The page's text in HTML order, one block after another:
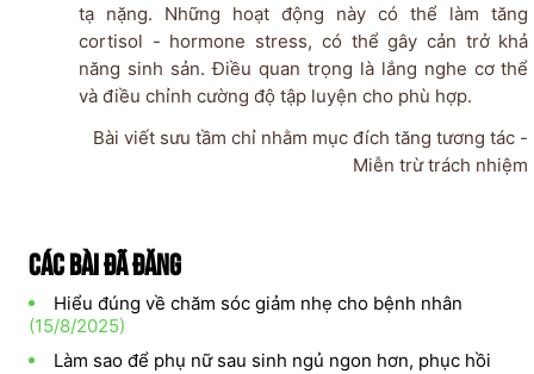
tạ nặng. Những hoạt động này có thể làm tăng
cortisol - hormone stress, có thể gây cản trở khả
năng sinh sản. Điều quan trọng là lắng nghe cơ thể
và điều chỉnh cường độ tập luyện cho phù hợp.
Bài viết sưu tầm chỉ nhằm mục đích tăng tương tác -
Miễn trừ trách nhiệm
Các bài đã đăng
Hiểu đúng về chăm sóc giảm nhẹ cho bệnh nhân
(15/8/2025)
Làm sao để phụ nữ sau sinh ngủ ngon hơn, phục hồi